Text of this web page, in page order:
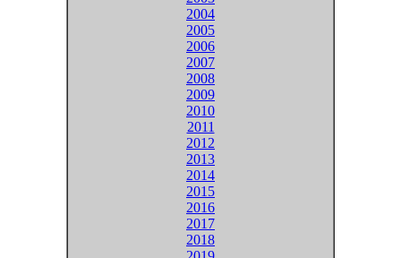
2004
2005
2006
2007
2008
2009
2010
2011
2012
2013
2014
2015
2016
2017
2018